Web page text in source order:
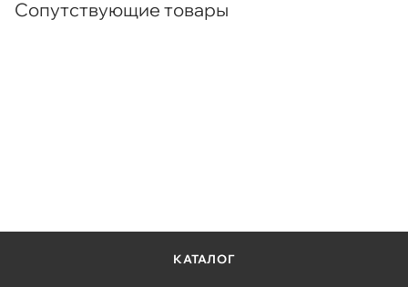
Сопутствующие товары
КАТАЛОГ